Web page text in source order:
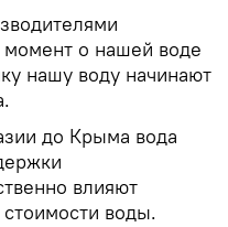
о нашей воде
нашу воду начинают
до Крыма вода
влияют
воды.